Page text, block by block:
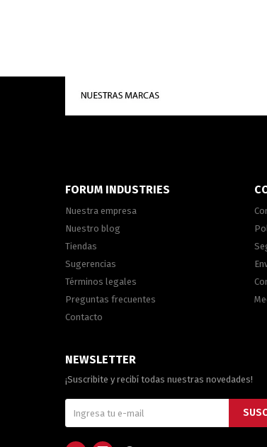
FORUM INDUSTRIES
Nuestra empresa
Nuestro blog
Tiendas
Sugerencias
Términos legales
Preguntas frecuentes
Contacto
NEWSLETTER
¡Suscribite y recibí todas nuestras novedades!